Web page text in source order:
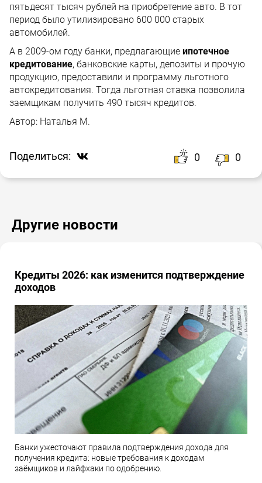
пятьдесят тысяч рублей на приобретение авто. В тот
период было утилизировано 600 000 старых
автомобилей.
А в 2009-ом году банки, предлагающие ипотечное
кредитование, банковские карты, депозиты и прочую
продукцию, предоставили и программу льготного
автокредитования. Тогда льготная ставка позволила
заемщикам получить 490 тысяч кредитов.
Автор: Наталья М.
Поделиться: 0 0
Другие новости
Кредиты 2026: как изменится подтверждение
доходов
Банки ужесточают правила подтверждения дохода для
получения кредита: новые требования к доходам
заёмщиков и лайфхаки по одобрению.